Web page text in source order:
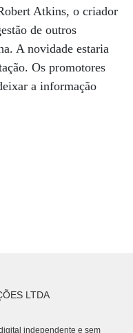
Atkins, o criador
de outros
A novidade estaria
Os promotores
a informação
LTDA
independente e sem